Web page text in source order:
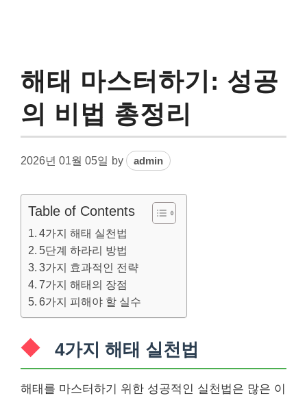
해태 마스터하기: 성공
의 비법 총정리
2026년 01월 05일 by admin
Table of Contents
4가지 해태 실천법
5단계 하라리 방법
3가지 효과적인 전략
7가지 해태의 장점
6가지 피해야 할 실수
4가지 해태 실천법
해태를 마스터하기 위한 성공적인 실천법은 많은 이